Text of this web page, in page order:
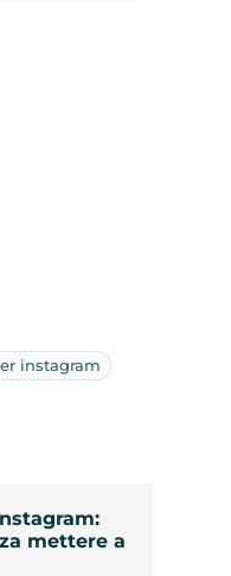
instagram
mettere a